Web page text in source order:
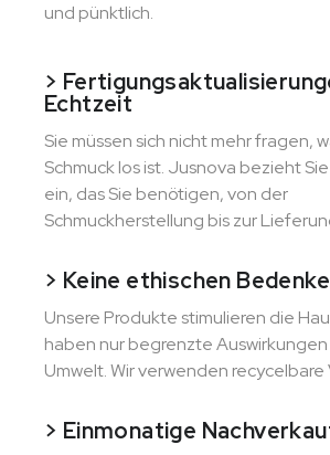
und pünktlich.
>
Echtzeit
Sie müssen sich nicht mehr fragen,
Schmuck los ist. Jusnova bezieht
ein, das Sie benötigen, von der
Schmuckherstellung bis zur
> Keine ethischen
Unsere Produkte stimulieren die
haben nur begrenzte
Umwelt. Wir verwenden
> Einmonatige